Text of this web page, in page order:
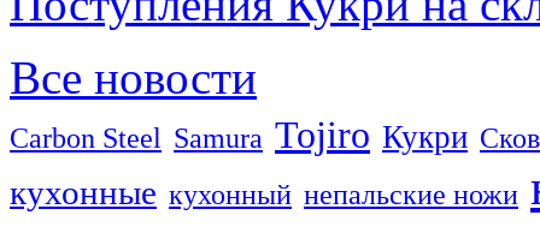
Все новости
Carbon Steel Samura Tojiro Кукри
кухонные кухонный непальские ножи